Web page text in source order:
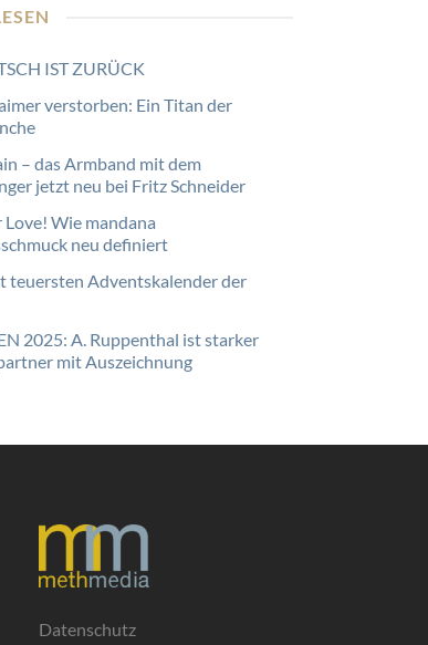
IST ZURÜCK
verstorben: Ein Titan der
– das Armband mit dem
jetzt neu bei Fritz Schneider
Wie mandana
neu definiert
teuersten Adventskalender der
2025: A. Ruppenthal ist starker
mit Auszeichnung
Datenschutz